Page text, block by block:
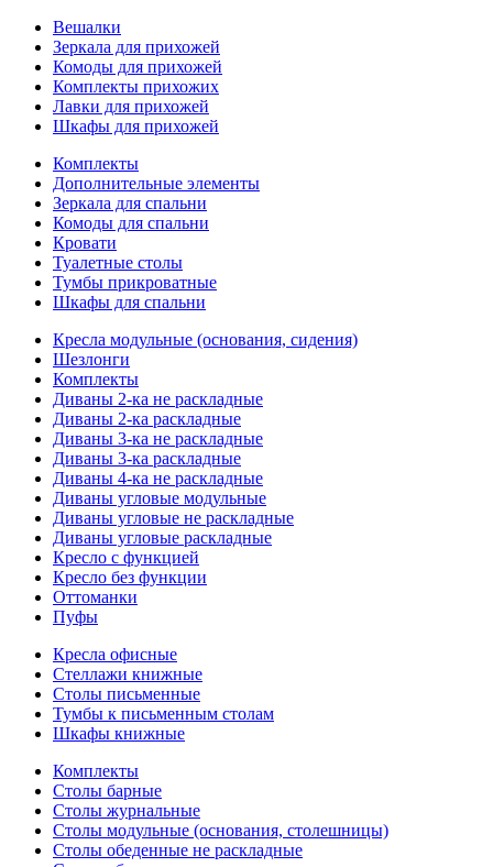
Вешалки
Зеркала для прихожей
Комоды для прихожей
Комплекты прихожих
Лавки для прихожей
Шкафы для прихожей
Комплекты
Дополнительные элементы
Зеркала для спальни
Комоды для спальни
Кровати
Туалетные столы
Тумбы прикроватные
Шкафы для спальни
Кресла модульные (основания, сидения)
Шезлонги
Комплекты
Диваны 2-ка не раскладные
Диваны 2-ка раскладные
Диваны 3-ка не раскладные
Диваны 3-ка раскладные
Диваны 4-ка не раскладные
Диваны угловые модульные
Диваны угловые не раскладные
Диваны угловые раскладные
Кресло с функцией
Кресло без функции
Оттоманки
Пуфы
Кресла офисные
Стеллажи книжные
Столы письменные
Тумбы к письменным столам
Шкафы книжные
Комплекты
Столы барные
Столы журнальные
Столы модульные (основания, столешницы)
Столы обеденные не раскладные